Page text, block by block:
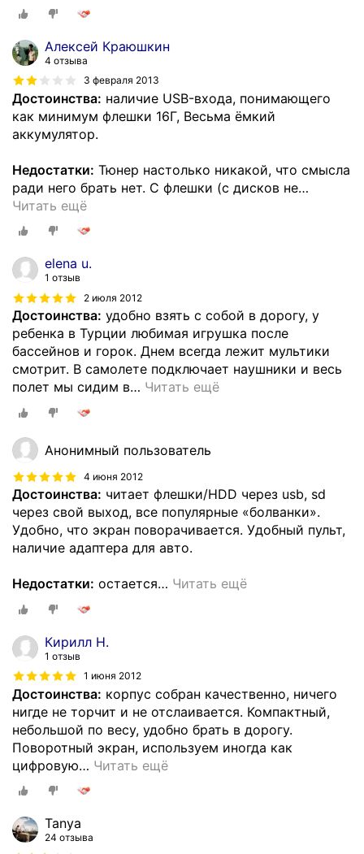
Алексей Краюшкин
4 отзыва
3 февраля 2013
Достоинства: наличие USB-входа, понимающего
как минимум флешки 16Г, Весьма ёмкий
аккумулятор.
Недостатки: Тюнер настолько никакой, что смысла
ради него брать нет. C флешки (с дисков не…
Читать ещё
elena u.
1 отзыв
2 июля 2012
Достоинства: удобно взять с собой в дорогу, у
ребенка в Турции любимая игрушка после
бассейнов и горок. Днем всегда лежит мультики
смотрит. В самолете подключает наушники и весь
полет мы сидим в… Читать ещё
Анонимный пользователь
4 июня 2012
Достоинства: читает флешки/HDD через usb, sd
через свой выход, все популярные «болванки».
Удобно, что экран поворачивается. Удобный пульт,
наличие адаптера для авто.
Недостатки: остается… Читать ещё
Кирилл Н.
1 отзыв
1 июня 2012
Достоинства: корпус собран качественно, ничего
нигде не торчит и не отслаивается. Компактный,
небольшой по весу, удобно брать в дорогу.
Поворотный экран, используем иногда как
цифровую… Читать ещё
Tanya
24 отзыва